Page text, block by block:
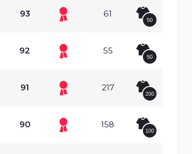
93 61
50
92 55
50
91 217
200
90 158
100